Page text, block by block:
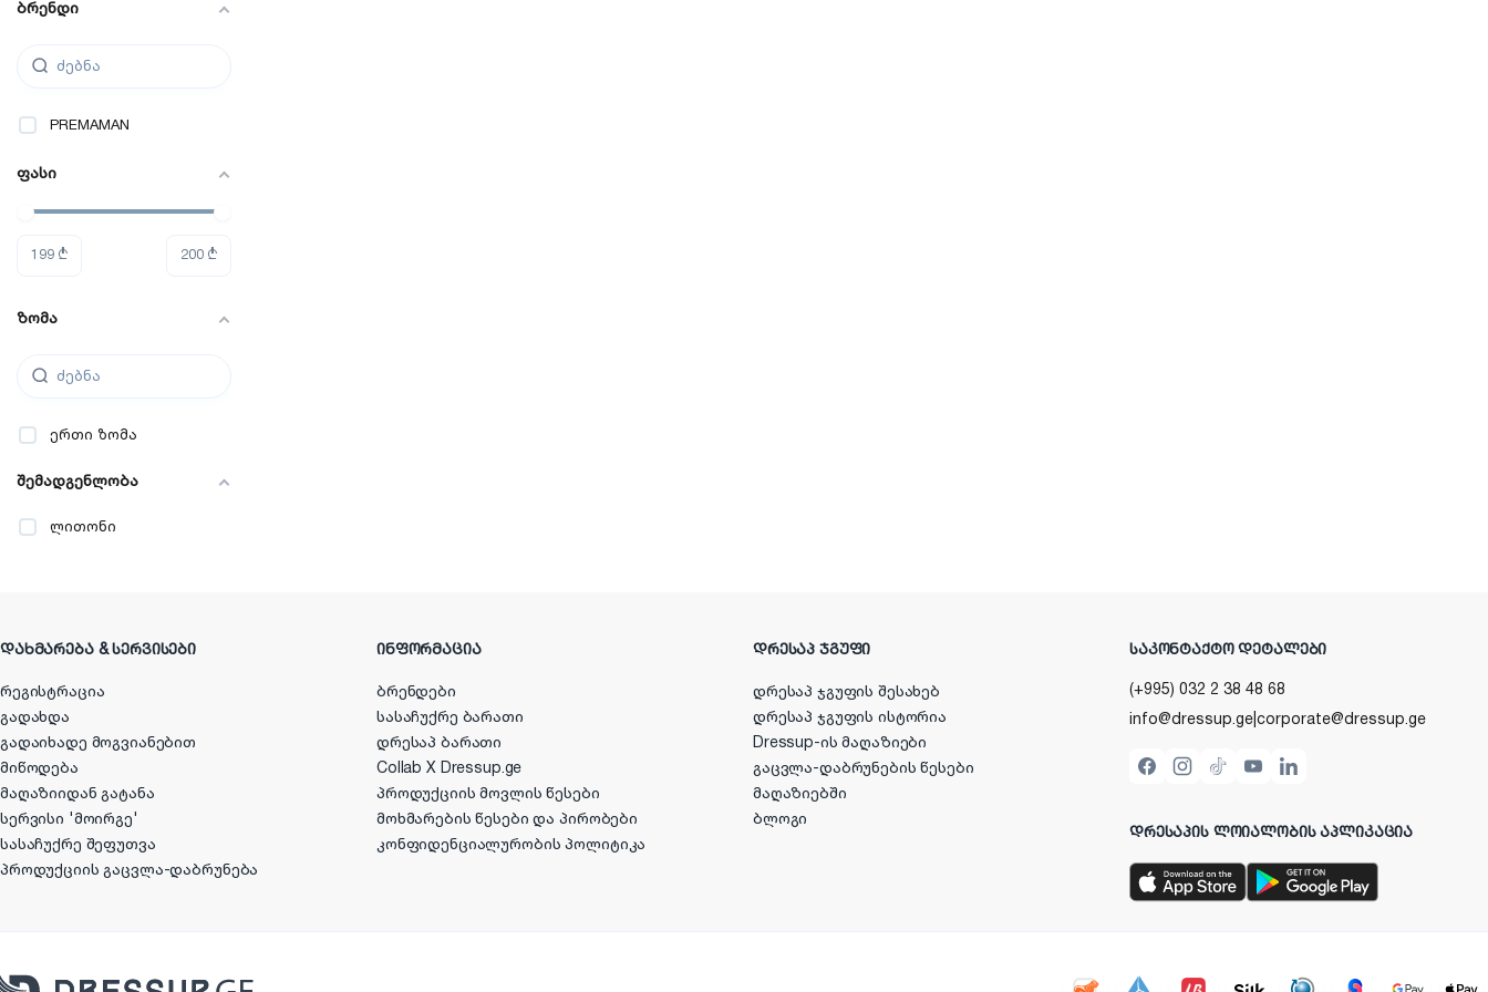
ბრენდი
PREMAMAN
ფასი
199 ₾ 200 ₾
ზომა
ერთი ზომა
შემადგენლობა
ლითონი
ᲓᲐᲮᲛᲐᲠᲔᲑᲐ & ᲡᲔᲠᲕᲘᲡᲔᲑᲘ
რეგისტრაცია
გადახდა
გადაიხადე მოგვიანებით
მიწოდება
მაღაზიიდან გატანა
სერვისი 'მოირგე'
სასაჩუქრე შეფუთვა
პროდუქციის გაცვლა-დაბრუნება
ᲘᲜᲤᲝᲠᲛᲐᲪᲘᲐ
ბრენდები
სასაჩუქრე ბარათი
დრესაპ ბარათი
Collab X Dressup.ge
პროდუქციის მოვლის წესები
მოხმარების წესები და პირობები
კონფიდენციალურობის პოლიტიკა
ᲓᲠᲔᲡᲐᲞ ᲯᲒᲣᲤᲘ
დრესაპ ჯგუფის შესახებ
დრესაპ ჯგუფის ისტორია
Dressup-ის მაღაზიები
გაცვლა-დაბრუნების წესები
მაღაზიებში
ბლოგი
ᲡᲐᲙᲝᲜᲢᲐᲥᲢᲝ ᲓᲔᲢᲐᲚᲔᲑᲘ
(+995) 032 2 38 48 68
info@dressup.gecorporate@dressup.ge
ᲓᲠᲔᲡᲐᲞᲘᲡ ᲚᲝᲘᲐᲚᲝᲑᲘᲡ ᲐᲞᲚᲘᲙᲐᲪᲘᲐ